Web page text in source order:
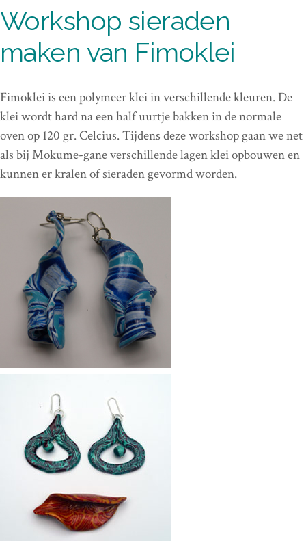
Workshop sieraden
maken van Fimoklei
Fimoklei is een polymeer klei in verschillende kleuren. De
klei wordt hard na een half uurtje bakken in de normale
oven op 120 gr. Celcius. Tijdens deze workshop gaan we net
als bij Mokume-gane verschillende lagen klei opbouwen en
kunnen er kralen of sieraden gevormd worden.